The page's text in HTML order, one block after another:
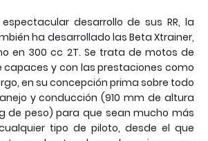
desarrollo de sus RR, la
ha desarrollado las Beta Xtrainer,
en 300 cc 2T. Se trata de motos de
capaces y con las prestaciones como
en su concepción prima sobre todo
y conducción (910 mm de altura
de peso) para que sean mucho más
tipo de piloto, desde el que